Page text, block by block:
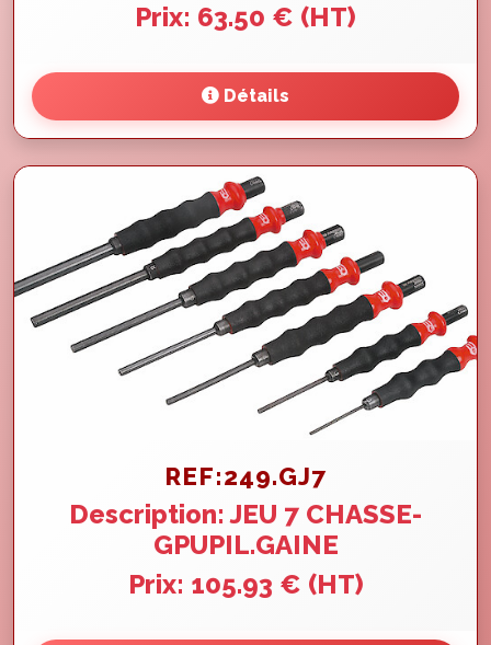
Prix: 63.50 € (HT)
Détails
REF:249.GJ7
Description: JEU 7 CHASSE-
GPUPIL.GAINE
Prix: 105.93 € (HT)